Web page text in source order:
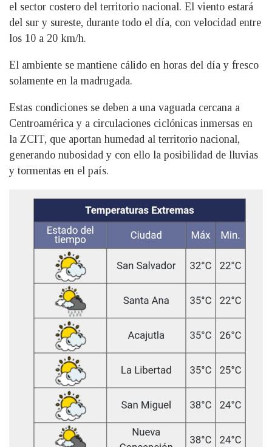
el sector costero del territorio nacional. El viento estará
del sur y sureste, durante todo el día, con velocidad entre
los 10 a 20 km/h.
El ambiente se mantiene cálido en horas del día y fresco
solamente en la madrugada.
Estas condiciones se deben a una vaguada cercana a
Centroamérica y a circulaciones ciclónicas inmersas en
la ZCIT, que aportan humedad al territorio nacional,
generando nubosidad y con ello la posibilidad de lluvias
y tormentas en el país.